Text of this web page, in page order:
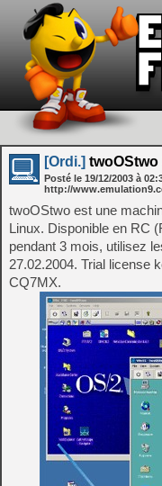
[Ordi.] twoOStwo
Posté le 19/12/2003 à
http://
twoOStwo est une
Linux. Disponible en RC
pendant 3 mois, utilisez
27.02.2004. Trial license
CQ7MX.